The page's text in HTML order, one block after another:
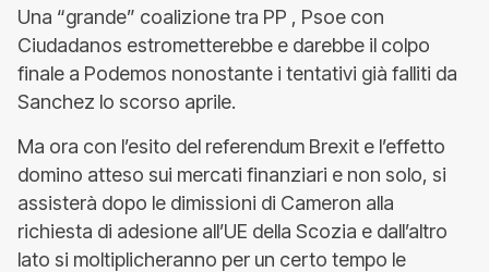
Una “grande” coalizione tra PP , Psoe con
Ciudadanos estrometterebbe e darebbe il colpo
finale a Podemos nonostante i tentativi già falliti da
Sanchez lo scorso aprile.
Ma ora con l’esito del referendum Brexit e l’effetto
domino atteso sui mercati finanziari e non solo, si
assisterà dopo le dimissioni di Cameron alla
richiesta di adesione all’UE della Scozia e dall’altro
lato si moltiplicheranno per un certo tempo le